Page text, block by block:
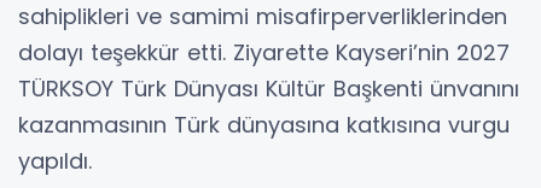
sahiplikleri ve samimi misafirperverliklerinden
dolayı teşekkür etti. Ziyarette Kayseri’nin 2027
TÜRKSOY Türk Dünyası Kültür Başkenti ünvanını
kazanmasının Türk dünyasına katkısına vurgu
yapıldı.